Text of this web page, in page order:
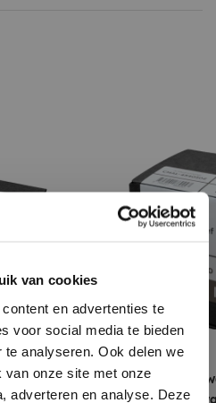
van cookies
en advertenties te
voor social media te bieden
analyseren. Ook delen we
van onze site met onze
adverteren en analyse. Deze
Daktrimschroef
A2 4,5 x 35 mm